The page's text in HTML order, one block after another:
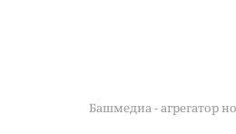
Башмедиа - агрегатор